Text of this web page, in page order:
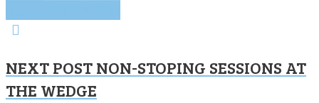
NEXT POSTNON-STOPING SESSIONS AT
THE WEDGE